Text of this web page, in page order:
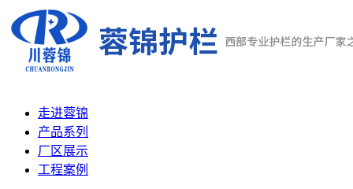
走进蓉锦
产品系列
厂区展示
工程案例